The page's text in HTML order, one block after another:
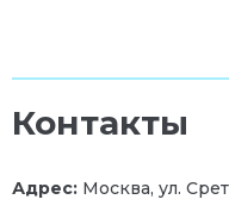
Контакты
Адрес: Москва, ул.